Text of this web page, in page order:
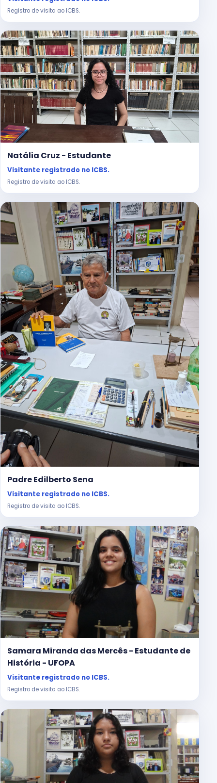
Registro de visita ao ICBS.
Natália Cruz - Estudante
Visitante registrado no ICBS.
Registro de visita ao ICBS.
Padre Edilberto Sena
Visitante registrado no ICBS.
Registro de visita ao ICBS.
Samara Miranda das Mercês - Estudante de
História - UFOPA
Visitante registrado no ICBS.
Registro de visita ao ICBS.